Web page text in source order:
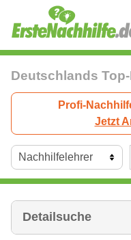
Deutschlands
Profi-
Jetzt
Detailsuche